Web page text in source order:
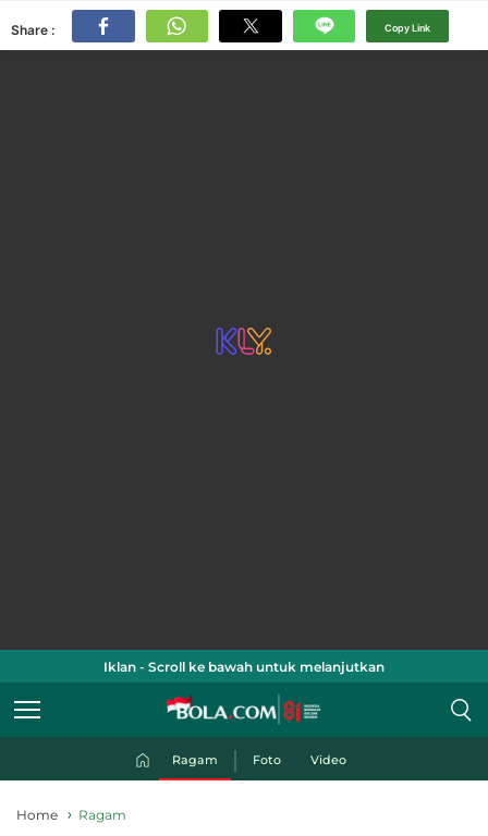
Share : Copy Link
Iklan - Scroll ke bawah untuk melanjutkan
Ragam Foto Video
Home Ragam